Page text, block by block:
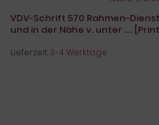
VDV-Schrift 570 Rahmen-
und in der Nähe v. unter .... [Print]
Lieferzeit:3-4 Werktage